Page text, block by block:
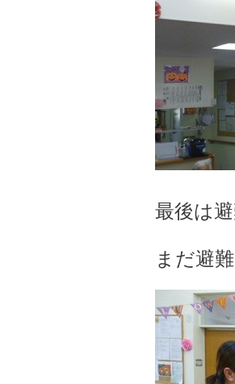
最後は
まだ避